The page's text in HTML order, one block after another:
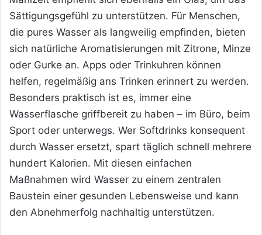
Sättigungsgefühl zu unterstützen. Für Menschen,
die pures Wasser als langweilig empfinden, bieten
sich natürliche Aromatisierungen mit Zitrone, Minze
oder Gurke an. Apps oder Trinkuhren können
helfen, regelmäßig ans Trinken erinnert zu werden.
Besonders praktisch ist es, immer eine
Wasserflasche griffbereit zu haben – im Büro, beim
Sport oder unterwegs. Wer Softdrinks konsequent
durch Wasser ersetzt, spart täglich schnell mehrere
hundert Kalorien. Mit diesen einfachen
Maßnahmen wird Wasser zu einem zentralen
Baustein einer gesunden Lebensweise und kann
den Abnehmerfolg nachhaltig unterstützen.